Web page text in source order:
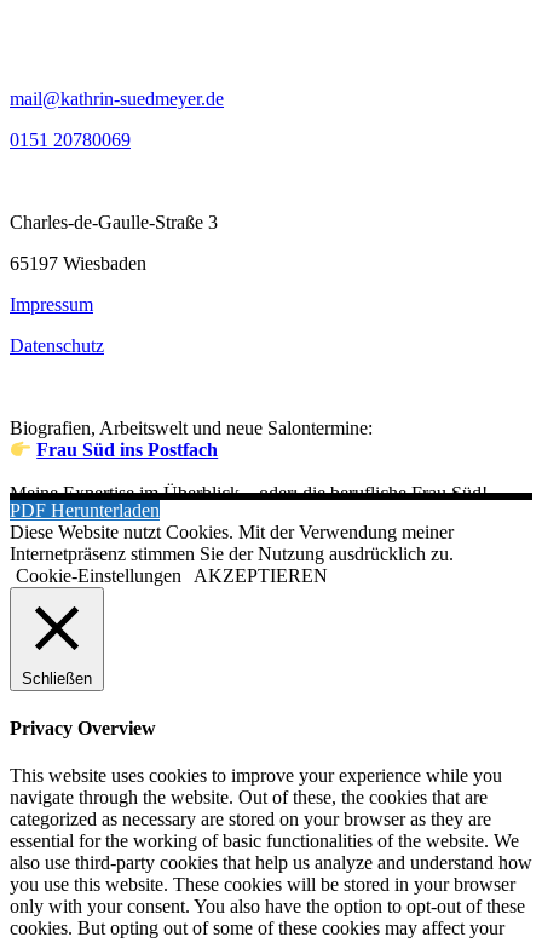
mail@kathrin-suedmeyer.de
0151 20780069
Charles-de-Gaulle-Straße 3
65197 Wiesbaden
Impressum
Datenschutz
Biografien, Arbeitswelt und neue Salontermine:
Frau Süd ins Postfach
Meine Expertise im Überblick – oder: die berufliche Frau Süd!
PDF Herunterladen
Diese Website nutzt Cookies. Mit der Verwendung meiner
Internetpräsenz stimmen Sie der Nutzung ausdrücklich zu.
Cookie-Einstellungen
AKZEPTIEREN
Schließen
Privacy Overview
This website uses cookies to improve your experience while you
navigate through the website. Out of these, the cookies that are
categorized as necessary are stored on your browser as they are
essential for the working of basic functionalities of the website. We
also use third-party cookies that help us analyze and understand how
you use this website. These cookies will be stored in your browser
only with your consent. You also have the option to opt-out of these
cookies. But opting out of some of these cookies may affect your